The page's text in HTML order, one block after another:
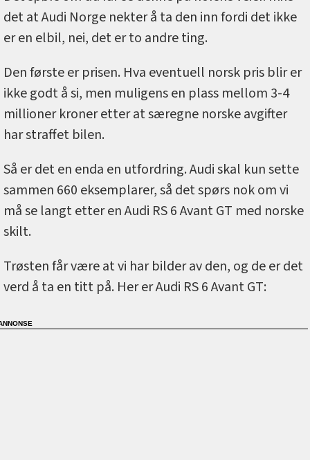
det at Audi Norge nekter å ta den inn fordi det ikke
er en elbil, nei, det er to andre ting.
Den første er prisen. Hva eventuell norsk pris blir er
ikke godt å si, men muligens en plass mellom 3-4
millioner kroner etter at særegne norske avgifter
har straffet bilen.
Så er det en enda en utfordring. Audi skal kun sette
sammen 660 eksemplarer, så det spørs nok om vi
må se langt etter en Audi RS 6 Avant GT med norske
skilt.
Trøsten får være at vi har bilder av den, og de er det
verd å ta en titt på. Her er Audi RS 6 Avant GT: